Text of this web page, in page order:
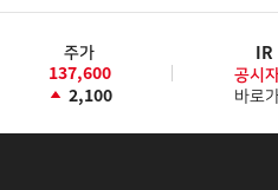
주가
137,600
2,100
IR
공시
바로